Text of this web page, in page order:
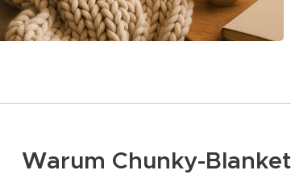
🛋️ Warum Chunky-